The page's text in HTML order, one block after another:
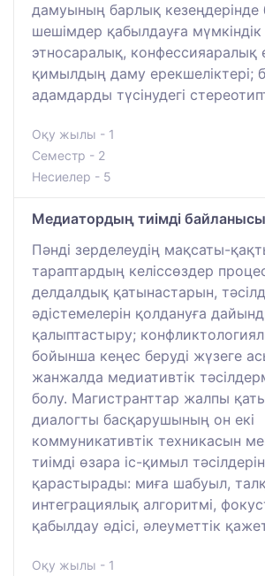
дамуының барлық кезеңдерінде
шешімдер қабылдауға мүмкіндік
этносаралық, конфессияаралық
қимылдың даму ерекшеліктері;
адамдарды түсінудегі
Оқу жылы - 1
Семестр - 2
Несиелер - 5
Медиатордың тиімді байланысы
Пәнді зерделеудің мақсаты-
тараптардың келіссөздер
делдалдық қатынастарын,
әдістемелерін қолдануға
қалыптастыру;
бойынша кеңес беруді жүзеге
жанжалда медиативтік
болу. Магистранттар жалпы
диалогты басқарушының он екі
коммуникативтік техникасын
тиімді өзара іс-қимыл тәсілдерін
қарастырады: миға шабуыл,
интеграциялық алгоритмі,
қабылдау әдісі, әлеуметтік
Оқу жылы - 1